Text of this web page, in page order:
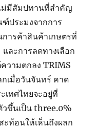
ม่มีสัมปทานที่สำคัญ
ฑ์ประมงจากการ
การค้าสินค้าเกษตรที่
ละการลดทางเลือก
วามตกลง TRIMS
เมื่อวันจันทร์ คาด
เทศไทยจะอยู่ที่
วขึ้นเป็น three.0%
ท้อนให้เห็นถึงผลก